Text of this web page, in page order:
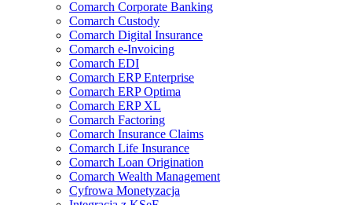
Comarch Corporate Banking
Comarch Custody
Comarch Digital Insurance
Comarch e-Invoicing
Comarch EDI
Comarch ERP Enterprise
Comarch ERP Optima
Comarch ERP XL
Comarch Factoring
Comarch Insurance Claims
Comarch Life Insurance
Comarch Loan Origination
Comarch Wealth Management
Cyfrowa Monetyzacja